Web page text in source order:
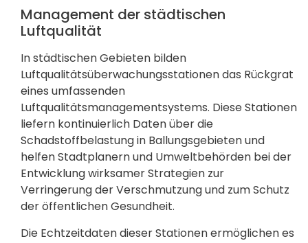
Management der städtischen
Luftqualität
In städtischen Gebieten bilden
Luftqualitätsüberwachungsstationen das Rückgrat
eines umfassenden
Luftqualitätsmanagementsystems. Diese Stationen
liefern kontinuierlich Daten über die
Schadstoffbelastung in Ballungsgebieten und
helfen Stadtplanern und Umweltbehörden bei der
Entwicklung wirksamer Strategien zur
Verringerung der Verschmutzung und zum Schutz
der öffentlichen Gesundheit.
Die Echtzeitdaten dieser Stationen ermöglichen es